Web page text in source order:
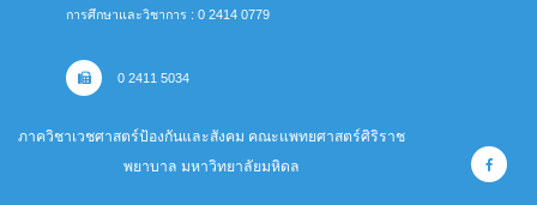
การศึกษาและวิชาการ : 0 2414 0779
0 2411 5034
ภาควิชาเวชศาสตร์ป้องกันและสังคม คณะแพทยศาสตร์ศิริราช
พยาบาล มหาวิทยาลัยมหิดล